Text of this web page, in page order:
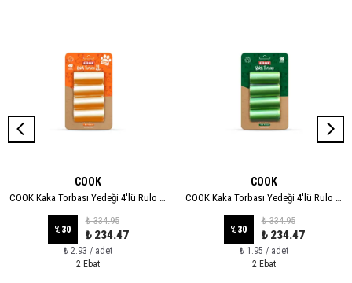
COOK
COOK Kaka Torbası Yedeği 4'lü Rulo - XL
%30
₺ 334.95
₺ 234.47
₺ 2.93 / adet
2 Ebat
COOK
COOK Kaka Torbası Yedeği 4'lü Rulo - STANDART
%30
₺ 334.95
₺ 234.47
₺ 1.95 / adet
2 Ebat